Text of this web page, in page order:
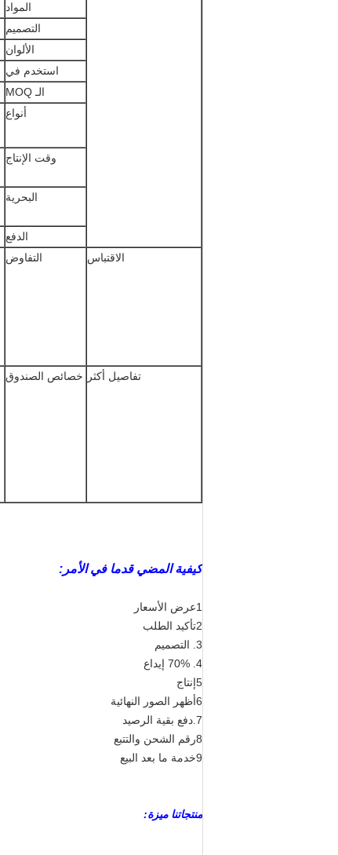
المواد
التصميم
الألوان
استخدم في
الـ MOQ
أنواع
وقت الإنتاج
البحرية
الدفع
الاقتباس
التفاوض
تفاصيل أكثر
خصائص الصندوق
كيفية المضي قدما في الأمر:
1عرض الأسعار
2تأكيد الطلب
3. التصميم
4. 70% إيداع
5إنتاج
6أظهر الصور النهائية
7.دفع بقية الرصيد
8رقم الشحن والتتبع
9خدمة ما بعد البيع
منتجاتنا ميزة: